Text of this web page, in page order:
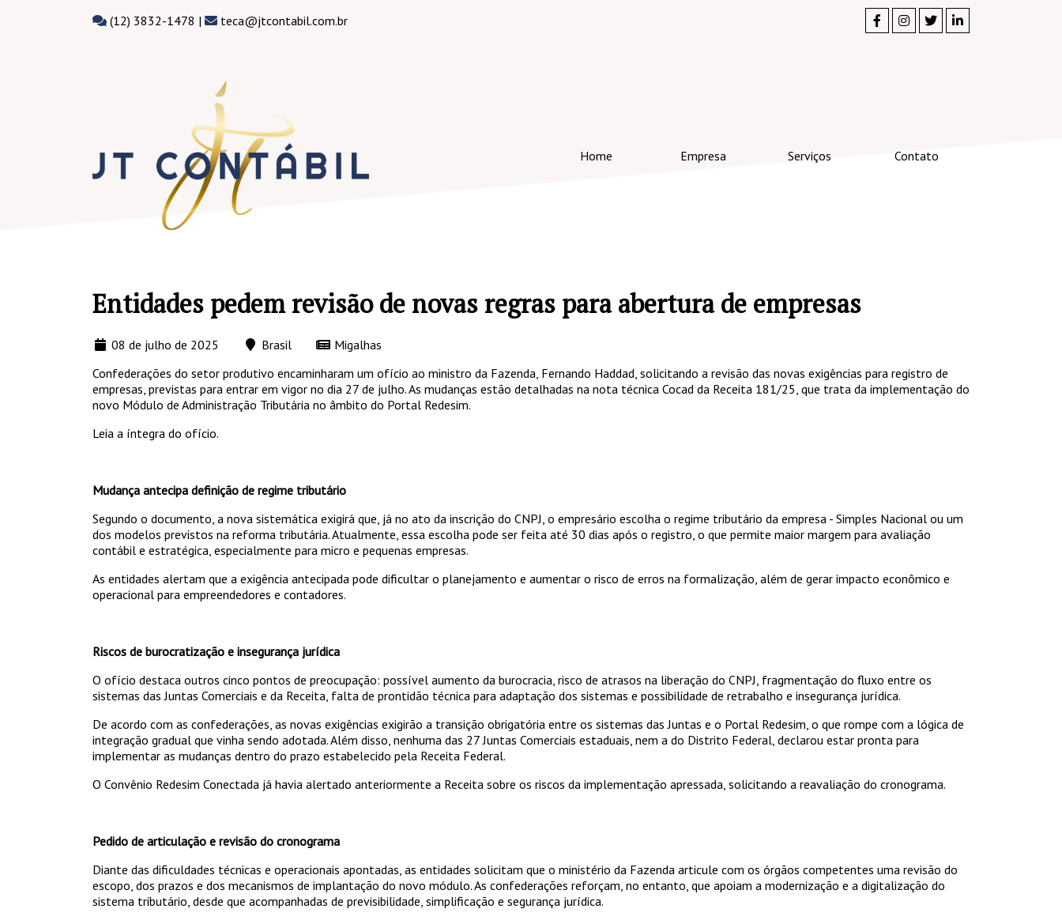
(12) 3832-1478 | teca@jtcontabil.com.br
Home Empresa Serviços Contato
Entidades pedem revisão de novas regras para abertura de empresas
08 de julho de 2025 Brasil
Migalhas
Confederações do setor produtivo encaminharam um ofício ao ministro da Fazenda, Fernando Haddad, solicitando a revisão das novas exigências para registro de
empresas, previstas para entrar em vigor no dia 27 de julho. As mudanças estão detalhadas na nota técnica Cocad da Receita 181/25, que trata da implementação do
novo Módulo de Administração Tributária no âmbito do Portal Redesim.
Leia a íntegra do ofício.
Mudança antecipa definição de regime tributário
Segundo o documento, a nova sistemática exigirá que, já no ato da inscrição do CNPJ, o empresário escolha o regime tributário da empresa - Simples Nacional ou um
dos modelos previstos na reforma tributária. Atualmente, essa escolha pode ser feita até 30 dias após o registro, o que permite maior margem para avaliação
contábil e estratégica, especialmente para micro e pequenas empresas.
As entidades alertam que a exigência antecipada pode dificultar o planejamento e aumentar o risco de erros na formalização, além de gerar impacto econômico e
operacional para empreendedores e contadores.
Riscos de burocratização e insegurança jurídica
O ofício destaca outros cinco pontos de preocupação: possível aumento da burocracia, risco de atrasos na liberação do CNPJ, fragmentação do fluxo entre os
sistemas das Juntas Comerciais e da Receita, falta de prontidão técnica para adaptação dos sistemas e possibilidade de retrabalho e insegurança jurídica.
De acordo com as confederações, as novas exigências exigirão a transição obrigatória entre os sistemas das Juntas e o Portal Redesim, o que rompe com a lógica de
integração gradual que vinha sendo adotada. Além disso, nenhuma das 27 Juntas Comerciais estaduais, nem a do Distrito Federal, declarou estar pronta para
implementar as mudanças dentro do prazo estabelecido pela Receita Federal.
O Convênio Redesim Conectada já havia alertado anteriormente a Receita sobre os riscos da implementação apressada, solicitando a reavaliação do cronograma.
Pedido de articulação e revisão do cronograma
Diante das dificuldades técnicas e operacionais apontadas, as entidades solicitam que o ministério da Fazenda articule com os órgãos competentes uma revisão do
escopo, dos prazos e dos mecanismos de implantação do novo módulo. As confederações reforçam, no entanto, que apoiam a modernização e a digitalização do
sistema tributário, desde que acompanhadas de previsibilidade, simplificação e segurança jurídica.